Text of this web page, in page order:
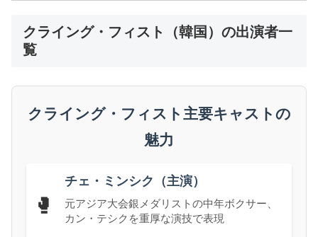
クライング・フィスト（韓国）の出演者一
覧
クライング・フィスト主要キャストの
魅力
🥊
チェ・ミンシク（主演）
元アジア大会銀メダリストの中年ボクサー、
カン・テシクを重厚な演技で表現